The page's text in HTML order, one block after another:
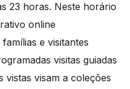
23 horas. Neste horário
online
e visitantes
visitas guiadas
vistas visam a coleções